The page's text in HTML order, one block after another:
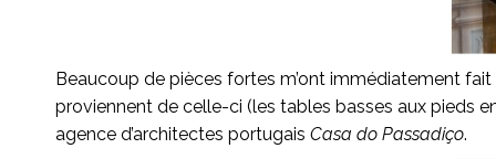
Beaucoup de pièces fortes m’ont immédiatement
proviennent de celle-ci (les tables basses aux pieds
agence d’architectes portugais Casa do Passadiço.